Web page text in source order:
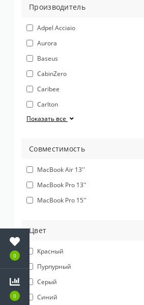
0
0
Мебель для походов
Термосы и термокружки
Производитель
Adpel Acciaio
Aurora
Baseus
CabinZero
Caribee
Carlton
Показать все
Совместимость
MacBook Air 13''
MacBook Pro 13''
MacBook Pro 15''
Цвет
Красный
Пурпурный
Серый
Синий